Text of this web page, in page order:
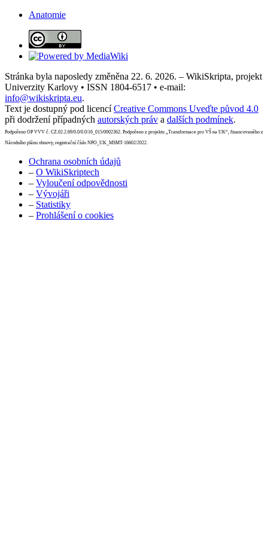
Anatomie
Stránka byla naposledy změněna 22. 6. 2026. – WikiSkripta, projekt
Univerzity Karlovy • ISSN 1804-6517 • e-mail:
info@wikiskripta.eu.
Text je dostupný pod licencíCreative Commons Uveďte původ 4.0
při dodržení případných autorských práv a dalších podmínek.
Podpořeno OP VVV č. CZ.02.2.69/0.0/0.0/16_015/0002362. Podpořeno z projektu „Transformace pro VŠ na UK“, financovaného z
Národního plánu obnovy, registrační číslo NPO_UK_MSMT-16602/2022.
Ochrana osobních údajů
– O WikiSkriptech
– Vyloučení odpovědnosti
– Vývojáři
– Statistiky
– Prohlášení o cookies